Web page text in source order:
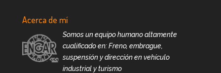
Acerca de mí
Somos un equipo humano altamente
cualificado en: Freno, embrague,
suspensión y dirección en vehículo
industrial y turismo